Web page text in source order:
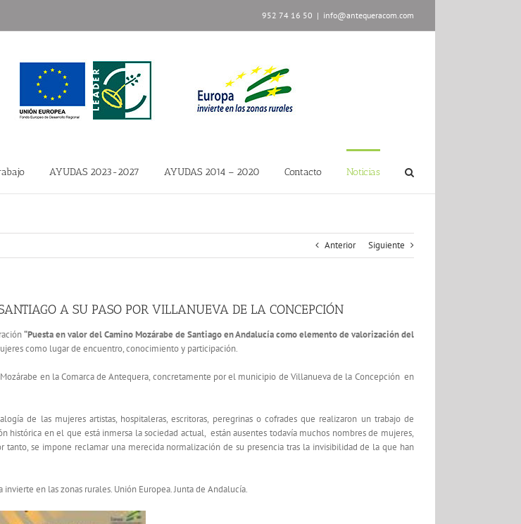
952 74 16 50 | info@antequeracom.com
AYUDAS 2023-2027 AYUDAS 2014 – 2020 Contacto Noticias
Anterior Siguiente
A SU PASO POR VILLANUEVA DE LA CONCEPCIÓN
“Puesta en valor del Camino Mozárabe de Santiago en Andalucía como elemento de valorización del
como lugar de encuentro, conocimiento y participación.
en la Comarca de Antequera, concretamente por el municipio de Villanueva de la Concepción en
de las mujeres artistas, hospitaleras, escritoras, peregrinas o cofrades que realizaron un trabajo de
histórica en el que está inmersa la sociedad actual, están ausentes todavía muchos nombres de mujeres,
se impone reclamar una merecida normalización de su presencia tras la invisibilidad de la que han
en las zonas rurales. Unión Europea. Junta de Andalucía.